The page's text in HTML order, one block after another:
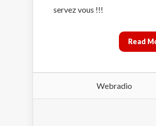
servez vous !!!
Read
Webradio